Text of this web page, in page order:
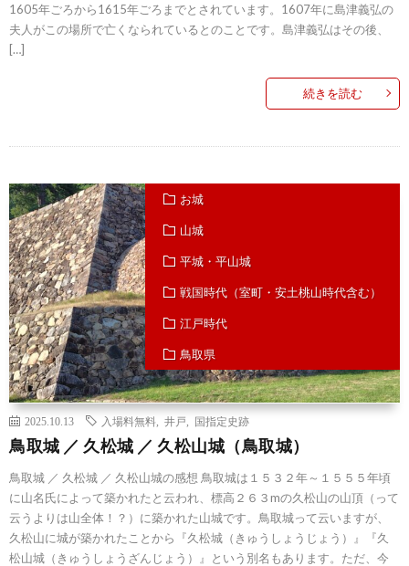
1605年ごろから1615年ごろまでとされています。1607年に島津義弘の
夫人がこの場所で亡くなられているとのことです。島津義弘はその後、
[…]
続きを読む
お城
山城
平城・平山城
戦国時代（室町・安土桃山時代含む）
江戸時代
鳥取県
2025.10.13 入場料無料 井戸 国指定史跡
鳥取城 ／ 久松城 ／ 久松山城（鳥取城）
鳥取城 ／ 久松城 ／ 久松山城の感想 鳥取城は１５３２年～１５５５年頃
に山名氏によって築かれたと云われ、標高２６３mの久松山の山頂（って
云うよりは山全体！？）に築かれた山城です。鳥取城って云いますが、
久松山に城が築かれたことから『久松城（きゅうしょうじょう）』『久
松山城（きゅうしょうざんじょう）』という別名もあります。ただ、今